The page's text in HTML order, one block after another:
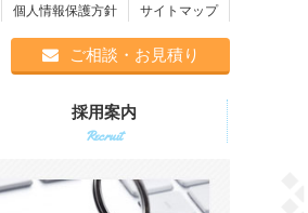
サイトマップ
個人情報保護方針
ご相談・お見積り
採用案内
Recruit